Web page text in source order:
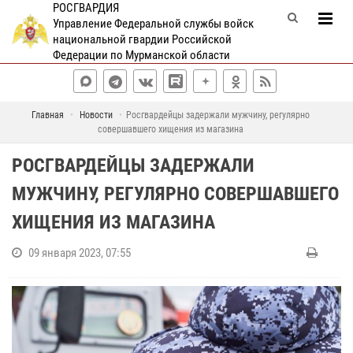
РОСГВАРДИЯ
Управление Федеральной службы войск
национальной гвардии Российской
Федерации по Мурманской области
Главная Новости
Росгвардейцы задержали мужчину, регулярно
совершавшего хищения из магазина
РОСГВАРДЕЙЦЫ ЗАДЕРЖАЛИ
МУЖЧИНУ, РЕГУЛЯРНО СОВЕРШАВШЕГО
ХИЩЕНИЯ ИЗ МАГАЗИНА
09 января 2023, 07:55